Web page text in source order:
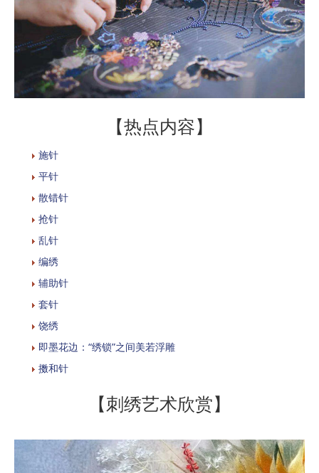
【热点内容】
施针
平针
散错针
抢针
乱针
编绣
辅助针
套针
饶绣
即墨花边：“绣锁”之间美若浮雕
擞和针
【刺绣艺术欣赏】